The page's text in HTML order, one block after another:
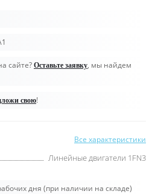
сайте? Оставьте заявку, мы найдем
свою!
Все характеристики
Линейные двигатели 1FN3
дня (при наличии на складе)